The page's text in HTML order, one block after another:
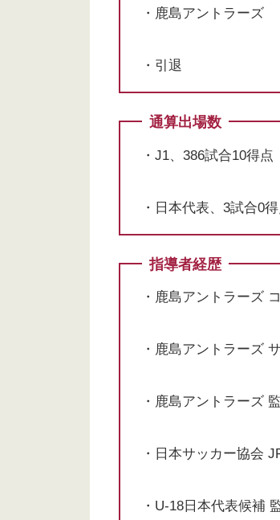
・鹿島アントラーズ
・引退
通算出場数
・J1、386試合10得点
・日本代表、3試合0
指導者経歴
・鹿島アントラーズ
・鹿島アントラーズ
・鹿島アントラーズ
・日本サッカー協会
・U-18日本代表候補